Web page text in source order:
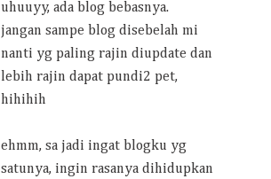
uhuuyy, ada blog bebasnya.
jangan sampe blog disebelah mi
nanti yg paling rajin diupdate dan
lebih rajin dapat pundi2 pet,
hihihih
ehmm, sa jadi ingat blogku yg
satunya, ingin rasanya dihidupkan